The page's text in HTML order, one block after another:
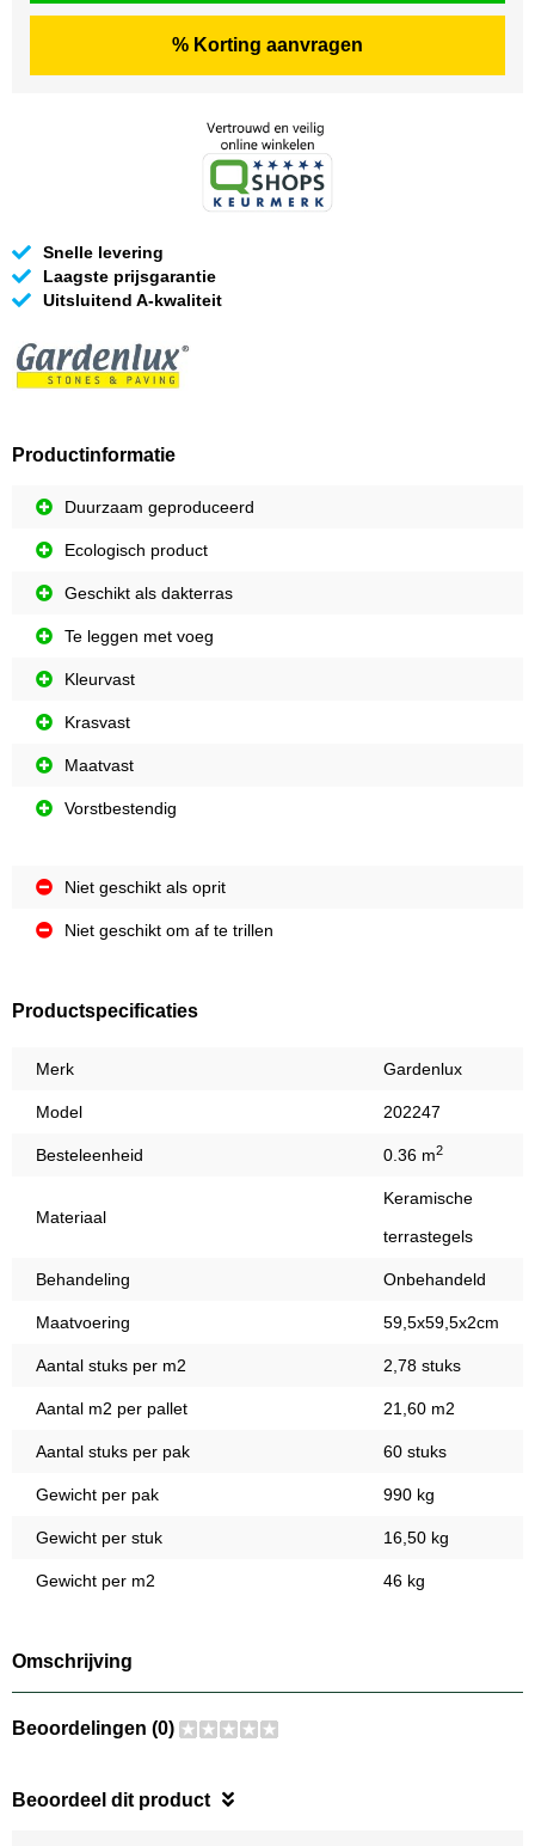
% Korting aanvragen
Snelle levering
Laagste prijsgarantie
Uitsluitend A-kwaliteit
Productinformatie
Duurzaam geproduceerd
Ecologisch product
Geschikt als dakterras
Te leggen met voeg
Kleurvast
Krasvast
Maatvast
Vorstbestendig
Niet geschikt als oprit
Niet geschikt om af te trillen
Productspecificaties
Merk Gardenlux
Model 202247
Besteleenheid 0.36 m2
Materiaal
Keramische
terrastegels
Behandeling Onbehandeld
Maatvoering 59,5x59,5x2cm
Aantal stuks per m2 2,78 stuks
Aantal m2 per pallet 21,60 m2
Aantal stuks per pak 60 stuks
Gewicht per pak 990 kg
Gewicht per stuk 16,50 kg
Gewicht per m2 46 kg
Omschrijving
Beoordelingen (0)
Beoordeel dit product